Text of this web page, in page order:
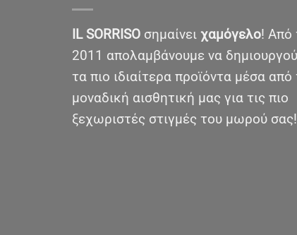
IL SORRISO σημαίνει χαμόγελο! Από
2011 απολαμβάνουμε να
τα πιο ιδιαίτερα προϊόντα μέσα από
μοναδική αισθητική μας για τις πιο
ξεχωριστές στιγμές του μωρού σας!